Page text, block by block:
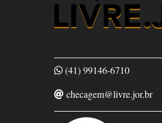
(41) 99146-6710
checagem@livre.jor.br